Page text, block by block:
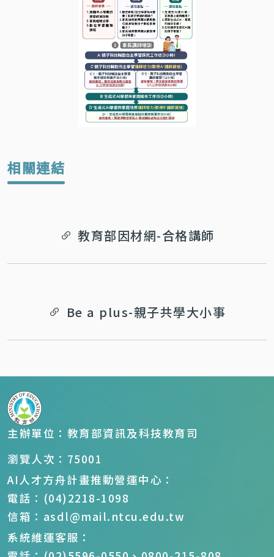
相關連結
教育部因材網-合格講師
Be a plus-親子共學大小事
主辦單位：教育部資訊及科技教育司
瀏覽人次：75001
AI人才方舟計畫推動營運中心：
電話：(04)2218-1098
信箱：asdl@mail.ntcu.edu.tw
系統維運客服：